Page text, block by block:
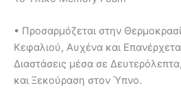
• Προσαρμόζεται στην
Κεφαλιού, Αυχένα και
Διαστάσεις μέσα σε
και Ξεκούραση στον Ύπνο.